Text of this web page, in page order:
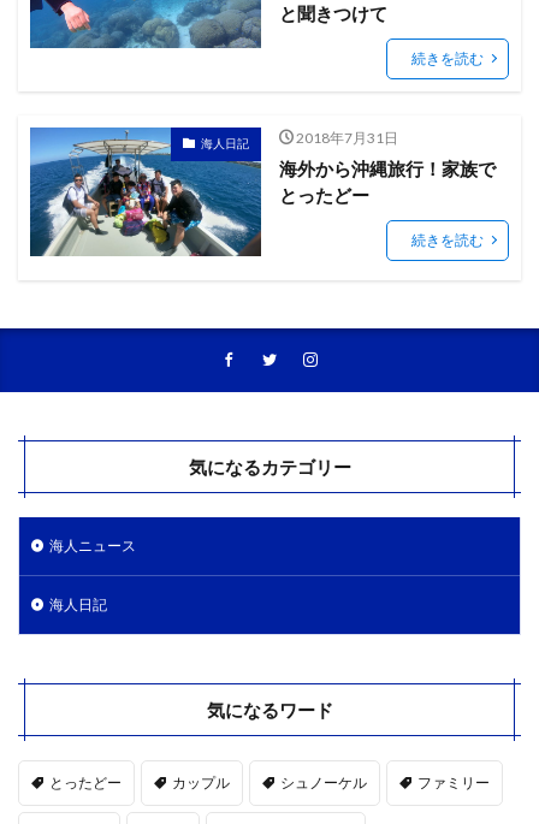
と聞きつけて
続きを読む
海人日記 2018年7月31日
海外から沖縄旅行！家族で
とったどー
続きを読む
気になるカテゴリー
海人ニュース
海人日記
気になるワード
とったどー カップル シュノーケル ファミリー